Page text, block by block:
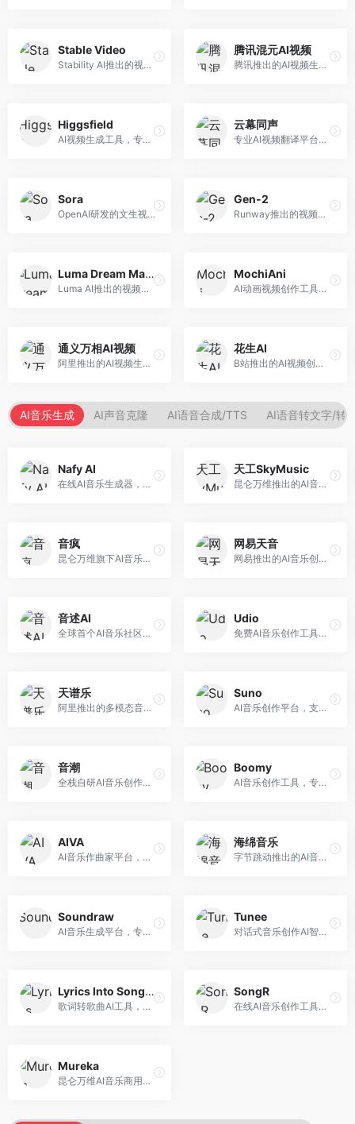
Stable Video
Stability AI推出的视频生成模型，开源可部署。面向开发者和专业创作者，支持视频生成、视频编辑等功能，开源生态完善，定制化程度高。
腾讯混元AI视频
腾讯推出的AI视频生成工具，基于混元大模型。面向腾讯生态用户和内容创作者，支持文生视频、视频编辑等功能，与腾讯产品生态深度整合。
Higgsfield
AI视频生成工具，专注于高质量视频内容创作。面向视频创作者和营销人员，支持文生视频、视频编辑等功能，视频效果逼真，适合商业应用。
云幕同声
专业AI视频翻译平台，支持视频多语言配音和字幕生成。面向跨境电商和内容出海从业者，提供视频翻译、配音、字幕生成等服务，多语言支持完善。
Sora
OpenAI研发的文生视频大模型，可根据文字描述生成长达60秒的高清视频。面向影视创作者、广告从业者和内容生产者，视频连贯性强，物理世界理解准确，代表了AI视频生成的最高水平。
Gen-2
Runway推出的视频生成模型，专注于文生视频和视频风格转换。面向影视制作人和创意工作者，支持文本到视频、图像到视频等多种生成模式，视频质量专业级。
Luma Dream Machine
Luma AI推出的视频生成工具，专注于高质量视频创作。面向影视创作者和内容生产者，支持文生视频、图生视频，视频质量高，物理运动流畅自然。
MochiAni
AI动画视频创作工具，专注于动画内容生成。面向动画创作者和二次元内容生产者，支持动画风格视频生成，动画效果流畅，适合动漫内容创作。
通义万相AI视频
阿里推出的AI视频生成服务，整合图像与视频创作能力。面向电商和营销从业者，支持商品视频生成、营销视频制作等服务，商业应用场景丰富。
花生AI
B站推出的AI视频创作工具，专注于短视频内容生成。面向B站创作者，支持视频生成、视频编辑等功能，与B站平台深度整合，创作效率高。
AI音乐生成 AI声音克隆 AI语音合成/TTS AI语音转文字/转
Nafy AI
在线AI音乐生成器，专注于快速音乐创作。面向内容创作者，支持多种风格音乐生成，操作简便，生成速度快，适合快速配乐需求。
天工SkyMusic
昆仑万维推出的AI音乐创作平台，基于天工大模型。面向音乐创作者，支持歌词生成、旋律创作、音乐编曲等服务，中文音乐创作能力强。
音疯
昆仑万维旗下AI音乐创作平台，专注于音乐内容生成。面向音乐爱好者和内容创作者，提供多种风格音乐生成，操作简便，创作速度快。
网易天音
网易推出的AI音乐创作工具，支持作词、作曲与编曲。面向音乐爱好者和独立音乐人，提供歌词生成、旋律创作、编曲制作等服务，与网易云音乐生态深度整合。
音述AI
全球首个AI音乐社区平台，整合创作与分享功能。面向音乐创作者和爱好者，提供音乐创作、作品分享、社区交流等服务，社区氛围活跃。
Udio
免费AI音乐创作工具，专注于高质量音乐生成。面向音乐创作者和内容制作者，支持多种音乐风格生成，音质专业，创作自由度高，适合专业音乐制作场景。
天谱乐
阿里推出的多模态音乐生成平台，整合音频与文本理解能力。面向内容创作者，支持歌词生成、旋律创作、音乐编辑等服务，与阿里生态深度整合。
Suno
AI音乐创作平台，支持通过文字描述生成完整歌曲，包含歌词、旋律和人声。面向音乐爱好者、内容创作者和独立音乐人，操作门槛低，创作速度快，支持多种音乐风格，为音乐创作带来全新可能。
音潮
全栈自研AI音乐创作平台，支持从创作到发布的完整流程。面向独立音乐人和音乐工作室，提供作词作曲、编曲混音、音乐发布等服务，创作工具专业。
Boomy
AI音乐创作工具，专注于快速音乐生成与发布。面向音乐爱好者和业余创作者，支持一键生成原创音乐，可直接发布到音乐平台，创作门槛低。
AIVA
AI音乐作曲家平台，专注于古典和影视配乐创作。面向影视制作人和游戏开发者，提供原创音乐生成、配乐定制等服务，音乐风格专业，适合影视游戏配乐。
海绵音乐
字节跳动推出的AI音乐创作平台，支持多风格音乐生成。面向内容创作者和音乐爱好者，提供歌词创作、旋律生成、编曲制作等服务，创作效率高，适合短视频配乐。
Soundraw
AI音乐生成平台，专注于免版税音乐创作。面向视频创作者和内容制作者，提供背景音乐生成、音乐定制等服务，音乐版权清晰，适合视频配乐场景。
Tunee
对话式音乐创作AI智能体，支持自然语言交互创作。面向音乐爱好者，通过对话方式完成音乐创作，交互体验友好，创作过程直观。
Lyrics Into Song AI
歌词转歌曲AI工具，支持将歌词转化为完整歌曲。面向歌词创作者和音乐爱好者，提供歌词谱曲、编曲制作等服务，歌词音乐化效率高。
SongR
在线AI音乐创作工具，支持歌词与旋律一体化生成。面向内容创作者和音乐爱好者，提供歌词创作、旋律生成、音乐制作等服务，操作简便，创作速度快。
Mureka
昆仑万维AI音乐商用创作平台，专注于商业音乐授权。面向企业和商业用户，提供版权音乐生成、商用授权等服务，音乐版权清晰，商业应用安全。